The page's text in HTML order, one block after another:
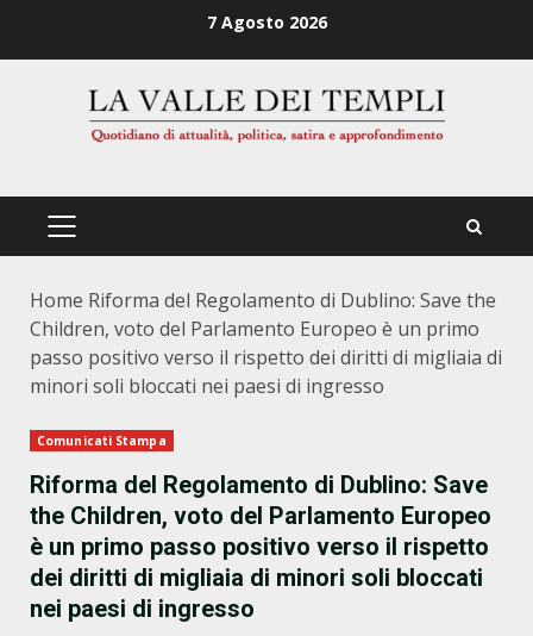
7 Agosto 2026
PRIMÄRES
Home Riforma del Regolamento di Dublino: Save the
Children, voto del Parlamento Europeo è un primo
passo positivo verso il rispetto dei diritti di migliaia di
minori soli bloccati nei paesi di ingresso
Comunicati Stampa
Riforma del Regolamento di Dublino: Save
the Children, voto del Parlamento Europeo
è un primo passo positivo verso il rispetto
dei diritti di migliaia di minori soli bloccati
nei paesi di ingresso